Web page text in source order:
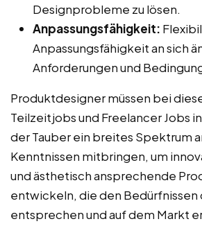
Designprobleme zu lösen.
Anpassungsfähigkeit:
Anpassungsfähigkeit an sich
Anforderungen und
Produktdesigner müssen bei
Teilzeitjobs und Freelancer Jobs
der Tauber ein breites Spektrum
Kenntnissen mitbringen, um
und ästhetisch ansprechende
entwickeln, die den Bedürfnissen
entsprechen und auf dem Markt